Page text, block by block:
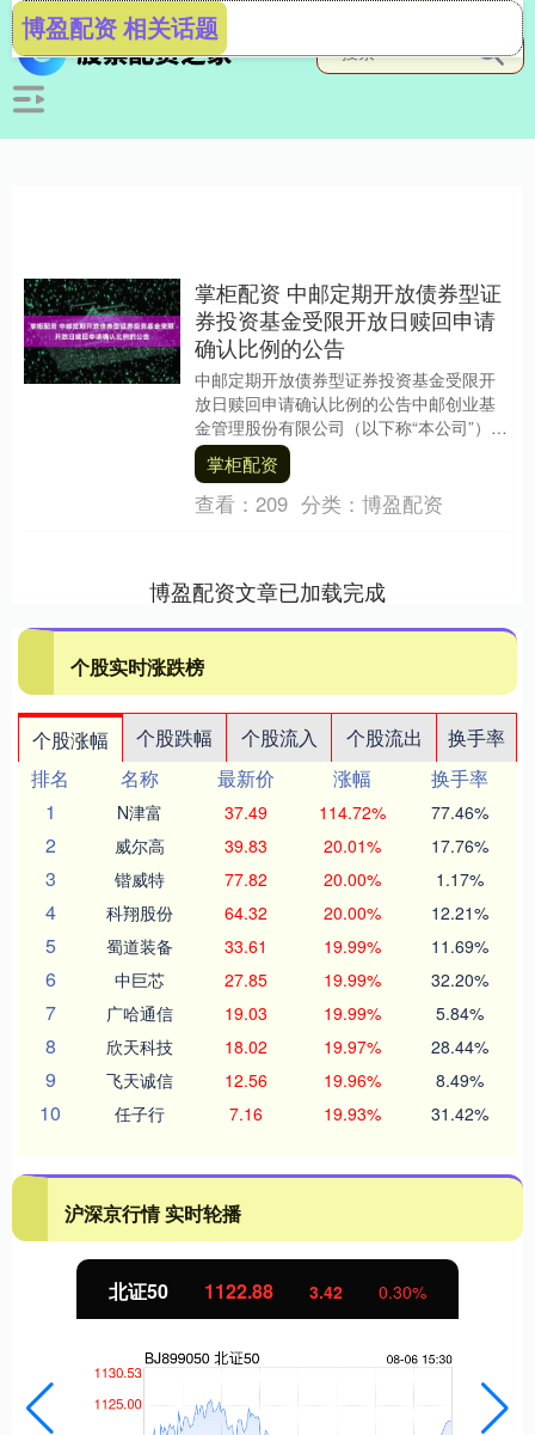
博盈配资 相关话题
掌柜配资 中邮定期开放债券型证
券投资基金受限开放日赎回申请
确认比例的公告
中邮定期开放债券型证券投资基金受限开
放日赎回申请确认比例的公告中邮创业基
金管理股份有限公司（以下称“本公司”）于
2025年5月26日在规定媒介发布了《中邮
定期开....
掌柜配资
查看： 209 分类： 博盈配资
博盈配资文章已加载完成
个股实时涨跌榜
个股涨幅 个股跌幅 个股流入 个股流出
换手率
排名
名称 最新价 涨幅
换手率
1
N津富 37.49 114.72% 77.46%
2 威尔高 39.83 20.01% 17.76%
3 锴威特 77.82 20.00% 1.17%
4 科翔股份 64.32 20.00% 12.21%
5 蜀道装备 33.61 19.99% 11.69%
6 中巨芯 27.85 19.99% 32.20%
7 广哈通信 19.03 19.99% 5.84%
8 欣天科技 18.02 19.97% 28.44%
9 飞天诚信 12.56 19.96% 8.49%
10 任子行 7.16 19.93% 31.42%
沪深京行情 实时轮播
北证50 1122.88 3.42 0.30%